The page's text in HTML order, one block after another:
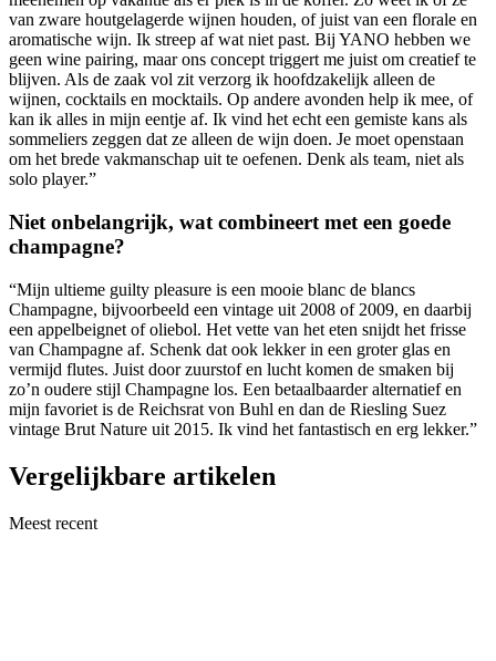
van zware houtgelagerde wijnen houden, of juist van een florale en
aromatische wijn. Ik streep af wat niet past. Bij YANO hebben we
geen wine pairing, maar ons concept triggert me juist om creatief te
blijven. Als de zaak vol zit verzorg ik hoofdzakelijk alleen de
wijnen, cocktails en mocktails. Op andere avonden help ik mee, of
kan ik alles in mijn eentje af. Ik vind het echt een gemiste kans als
sommeliers zeggen dat ze alleen de wijn doen. Je moet openstaan
om het brede vakmanschap uit te oefenen. Denk als team, niet als
solo player.”
Niet onbelangrijk, wat combineert met een goede
champagne?
“Mijn ultieme guilty pleasure is een mooie blanc de blancs
Champagne, bijvoorbeeld een vintage uit 2008 of 2009, en daarbij
een appelbeignet of oliebol. Het vette van het eten snijdt het frisse
van Champagne af. Schenk dat ook lekker in een groter glas en
vermijd flutes. Juist door zuurstof en lucht komen de smaken bij
zo’n oudere stijl Champagne los. Een betaalbaarder alternatief en
mijn favoriet is de Reichsrat von Buhl en dan de Riesling Suez
vintage Brut Nature uit 2015. Ik vind het fantastisch en erg lekker.”
Vergelijkbare artikelen
Meest recent